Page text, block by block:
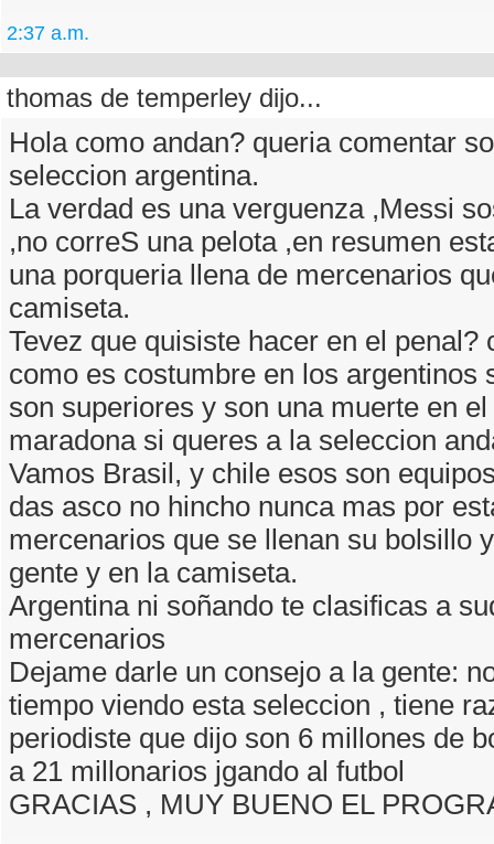
2:37 a.m.
thomas de temperley dijo...
Hola como andan? queria comentar
seleccion argentina.
La verdad es una verguenza ,Messi
,no correS una pelota ,en resumen
una porqueria llena de mercenarios
camiseta.
Tevez que quisiste hacer en el penal?
como es costumbre en los argentinos
son superiores y son una muerte en
maradona si queres a la seleccion
Vamos Brasil, y chile esos son
das asco no hincho nunca mas por
mercenarios que se llenan su bolsillo
gente y en la camiseta.
Argentina ni soñando te clasificas a
mercenarios
Dejame darle un consejo a la gente:
tiempo viendo esta seleccion , tiene
periodiste que dijo son 6 millones de
a 21 millonarios jgando al futbol
GRACIAS , MUY BUENO EL